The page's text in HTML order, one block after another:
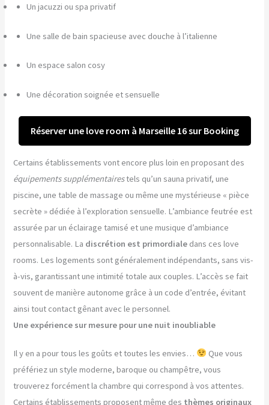
Un jacuzzi ou spa privatif
Une salle de bain spacieuse avec douche à l’italienne
Un espace salon cosy
Une décoration soignée et sensuelle
Réserver une love room à Marseille 16 sur Booking
Certains établissements vont encore plus loin en proposant des
équipements supplémentairestels qu’un sauna privatif, une
piscine, une table de massage ou même une mystérieuse « pièce
secrète » dédiée à l’exploration sensuelle. L’ambiance feutrée est
assurée par un éclairage tamisé et une musique d’ambiance
personnalisable. La discrétion est primordiale dans ces love
rooms. Les logements sont généralement indépendants, sans vis-
à-vis, garantissant une intimité totale aux couples. L’accès se fait
souvent de manière autonome grâce à un code d’entrée, évitant
ainsi tout contact gênant avec le personnel.
Une expérience sur mesure pour une nuit inoubliable
Il y en a pour tous les goûts et toutes les envies…
Que vous
préfériez un style moderne, baroque ou champêtre, vous
trouverez forcément la chambre qui correspond à vos attentes.
Certains établissements proposent même des thèmes originaux